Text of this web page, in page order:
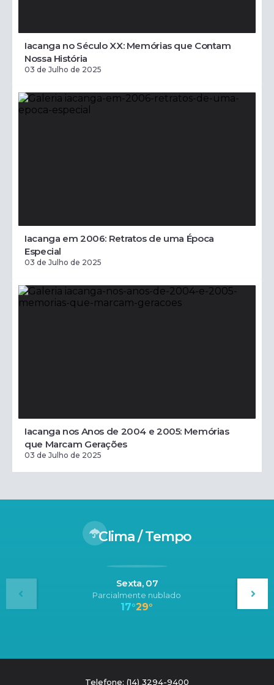
Iacanga no Século XX: Memórias que Contam
Nossa História
03 de Julho de 2025
Iacanga em 2006: Retratos de uma Época
Especial
03 de Julho de 2025
Iacanga nos Anos de 2004 e 2005: Memórias
que Marcam Gerações
03 de Julho de 2025
Clima / Tempo
Sexta, 07
Parcialmente nublado
17°29°
Telefone: (14) 3294-9400